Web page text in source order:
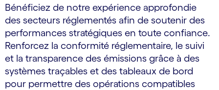
Bénéficiez de notre expérience approfondie
des secteurs réglementés afin de soutenir des
performances stratégiques en toute confiance.
Renforcez la conformité réglementaire, le suivi
et la transparence des émissions grâce à des
systèmes traçables et des tableaux de bord
pour permettre des opérations compatibles